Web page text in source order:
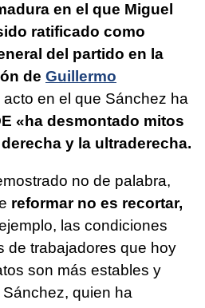
en el que Miguel
ratificado como
del partido en la
de Guillermo
acto en el que Sánchez ha
«ha desmontado mitos
y la ultraderecha.
no de palabra,
reformar no es recortar,
las condiciones
de trabajadores que hoy
son más estables y
quien ha